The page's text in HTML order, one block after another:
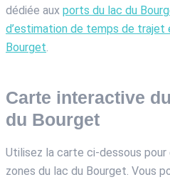
dédiée aux ports du lac du
d’estimation de temps de trajet
Bourget.
Carte interactive
du Bourget
Utilisez la carte ci-dessous
zones du lac du Bourget. Vous